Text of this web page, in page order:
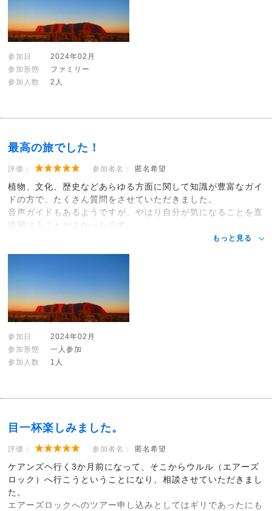
参加日
2024年02月
参加形態
ファミリー
参加人数
2人
最高の旅でした！
評価： 参加者名： 匿名希望
植物、文化、歴史などあらゆる方面に関して知識が豊富なガイ
ドの方で、たくさん質問をさせていただきました。
音声ガイドもあるようですが、やはり自分が気になることを直
接聞けることがよかったです。
もっと見る
参加日
2024年02月
参加形態
一人参加
参加人数
1人
目一杯楽しみました。
評価： 参加者名： 匿名希望
ケアンズヘ行く3か月前になって、そこからウルル（エアーズ
ロック）へ行こうということになり、相談させていただきまし
た。
エアーズロックへのツアー申し込みとしてはギリであったにも